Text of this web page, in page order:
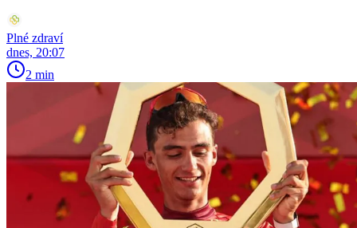
Plné zdraví
dnes, 20:07
2 min